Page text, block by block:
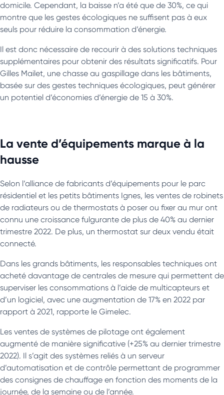
domicile. Cependant, la baisse n’a été que de 30%, ce qui
montre que les gestes écologiques ne suffisent pas à eux
seuls pour réduire la consommation d’énergie.
Il est donc nécessaire de recourir à des solutions techniques
supplémentaires pour obtenir des résultats significatifs. Pour
Gilles Mailet, une chasse au gaspillage dans les bâtiments,
basée sur des gestes techniques écologiques, peut générer
un potentiel d’économies d’énergie de 15 à 30%.
La vente d’équipements marque à la
hausse
Selon l’alliance de fabricants d’équipements pour le parc
résidentiel et les petits bâtiments Ignes, les ventes de robinets
de radiateurs ou de thermostats à poser ou fixer au mur ont
connu une croissance fulgurante de plus de 40% au dernier
trimestre 2022. De plus, un thermostat sur deux vendu était
connecté.
Dans les grands bâtiments, les responsables techniques ont
acheté davantage de centrales de mesure qui permettent de
superviser les consommations à l’aide de multicapteurs et
d’un logiciel, avec une augmentation de 17% en 2022 par
rapport à 2021, rapporte le Gimelec.
Les ventes de systèmes de pilotage ont également
augmenté de manière significative (+25% au dernier trimestre
2022). Il s’agit des systèmes reliés à un serveur
d’automatisation et de contrôle permettant de programmer
des consignes de chauffage en fonction des moments de la
journée, de la semaine ou de l’année.